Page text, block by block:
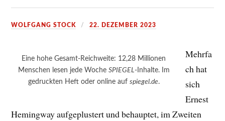
WOLFGANG STOCK 22. DEZEMBER 2023
Eine hohe Gesamt-Reichweite: 12,28 Millionen
Menschen lesen jede Woche SPIEGEL-Inhalte. Im
gedruckten Heft oder online auf spiegel.de.
Mehrfa
ch hat
sich
Ernest
Hemingway aufgeplustert und behauptet, im Zweiten